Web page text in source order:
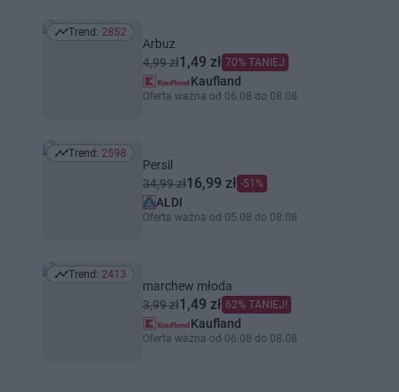
Trend: 2852
Trend: 2852
Arbuz
4,99 zł1,49 zł 70% TANIEJ
Kaufland
Oferta ważna od 06.08 do 08.08
Trend: 2598
Trend: 2598
Persil
34,99 zł16,99 zł -51%
ALDI
Oferta ważna od 05.08 do 08.08
Trend: 2413
Trend: 2413
marchew młoda
3,99 zł1,49 zł 62% TANIEJ!
Kaufland
Oferta ważna od 06.08 do 08.08